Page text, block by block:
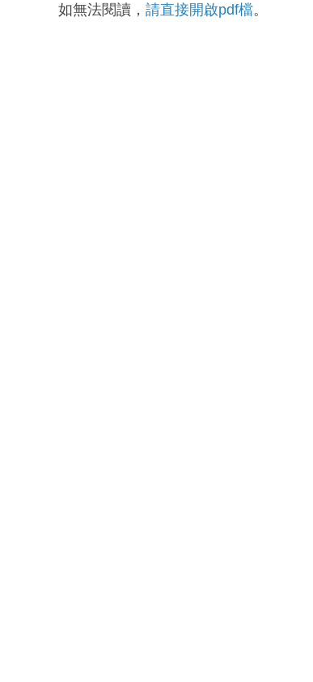
如無法閱讀， 請直接開啟pdf檔。